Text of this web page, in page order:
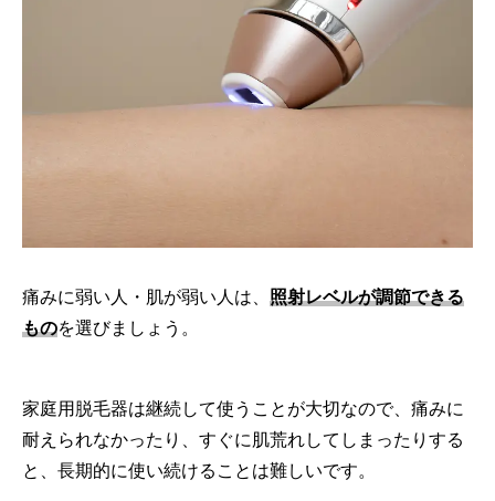
痛みに弱い人・肌が弱い人は、 照射レベルが調節できる
ものを選びましょう。
家庭用脱毛器は継続して使うことが大切なので、痛みに
耐えられなかったり、すぐに肌荒れしてしまったりする
と、長期的に使い続けることは難しいです。